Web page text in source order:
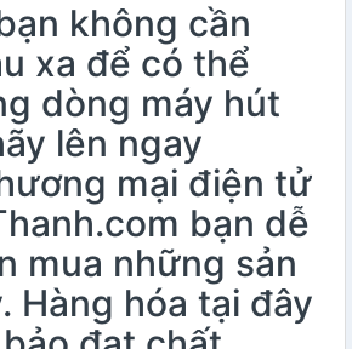
không cần
xa để có thể
dòng máy hút
lên ngay
mại điện tử
bạn dễ
mua những sản
Hàng hóa tại đây